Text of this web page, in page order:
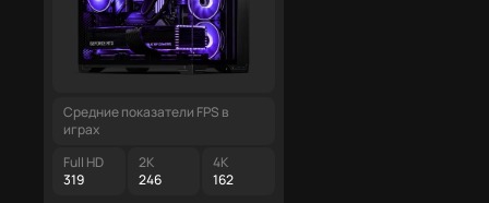
Средние показатели FPS в
играх
Full HD
319
2K
246
4K
162